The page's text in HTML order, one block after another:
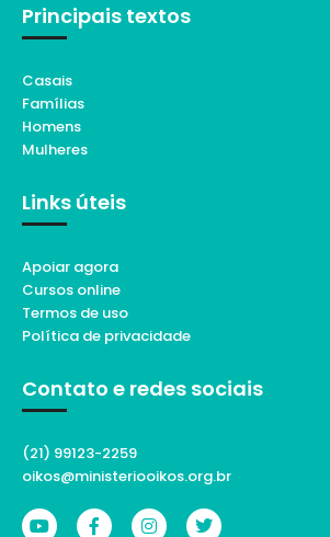
Principais textos
Casais
Famílias
Homens
Mulheres
Links úteis
Apoiar agora
Cursos online
Termos de uso
Política de privacidade
Contato e redes sociais
(21) 99123-2259
oikos@ministeriooikos.org.br